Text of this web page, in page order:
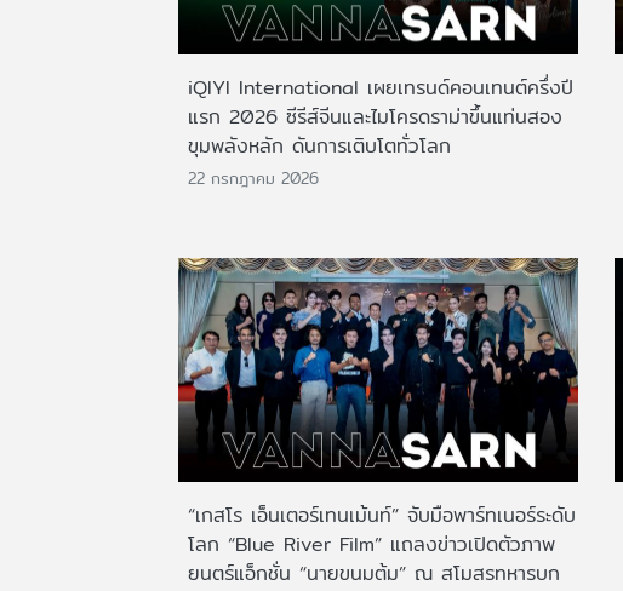
iQIYI International เผยเทรนด์คอนเทนต์ครึ่งปี
แรก 2026 ซีรีส์จีนและไมโครดราม่าขึ้นแท่นสอง
ขุมพลังหลัก ดันการเติบโตทั่วโลก
22 กรกฎาคม 2026
“เกสโร เอ็นเตอร์เทนเม้นท์” จับมือพาร์ทเนอร์ระดับ
โลก “Blue River Film” แถลงข่าวเปิดตัวภาพ
ยนตร์แอ็กชั่น “นายขนมต้ม” ณ สโมสรทหารบก